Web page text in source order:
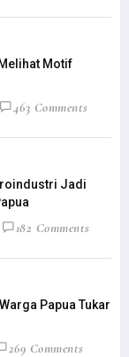
Motif
463 Comments
Jadi
182 Comments
Papua Tukar
269 Comments